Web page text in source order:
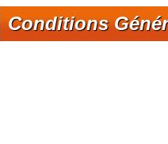
Conditions